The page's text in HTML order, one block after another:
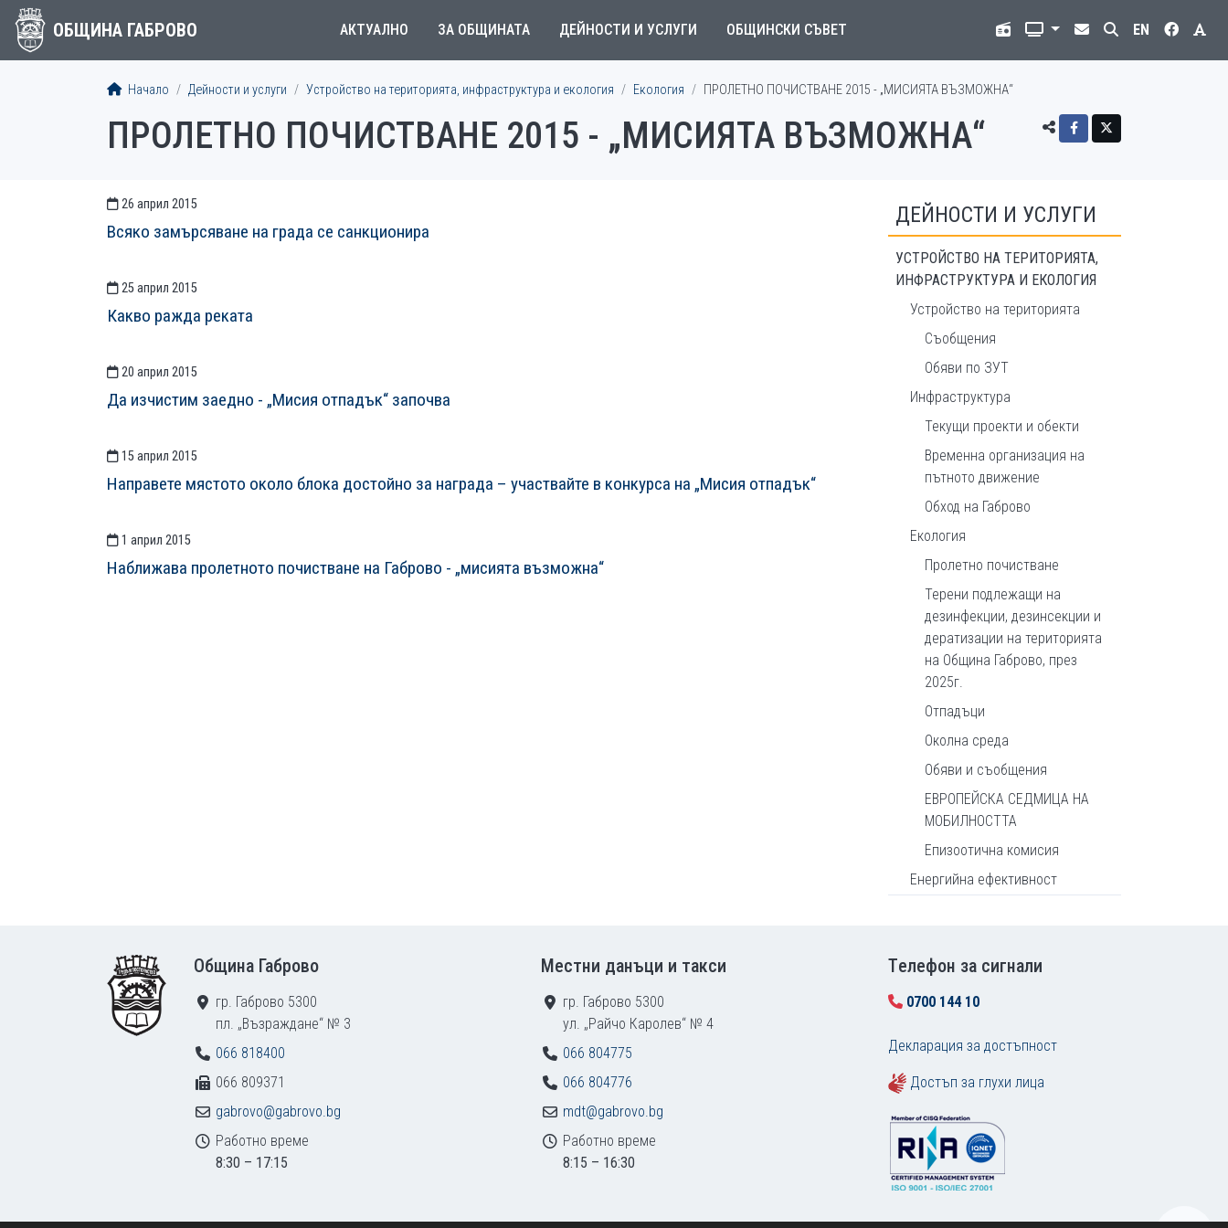
ОБЩИНА ГАБРОВО АКТУАЛНО ЗА ОБЩИНАТА ДЕЙНОСТИ И УСЛУГИ ОБЩИНСКИ СЪВЕТ EN
Начало Дейности и услуги Устройство на територията, инфраструктура и екология Екология ПРОЛЕТНО ПОЧИСТВАНЕ 2015 - „МИСИЯТА ВЪЗМОЖНА“
ПРОЛЕТНО ПОЧИСТВАНЕ 2015 - „МИСИЯТА ВЪЗМОЖНА“
СТАТИИСТАТИИ
26 април 2015
Всяко замърсяване на града се санкционира
25 април 2015
Какво ражда реката
20 април 2015
Да изчистим заедно - „Мисия отпадък“ започва
15 април 2015
Направете мястото около блока достойно за награда – участвайте в конкурса на „Мисия отпадък“
1 април 2015
Наближава пролетното почистване на Габрово - „мисията възможна“
ДЕЙНОСТИ И УСЛУГИ
УСТРОЙСТВО НА ТЕРИТОРИЯТА,
ИНФРАСТРУКТУРА И ЕКОЛОГИЯ
Устройство на територията
Съобщения
Обяви по ЗУТ
Инфраструктура
Текущи проекти и обекти
Временна организация на
пътното движение
Обход на Габрово
Екология
Пролетно почистване
Терени подлежащи на
дезинфекции, дезинсекции и
дератизации на територията
на Община Габрово, през
2025г.
Отпадъци
Околна среда
Обяви и съобщения
ЕВРОПЕЙСКА СЕДМИЦА НА
МОБИЛНОСТТА
Епизоотична комисия
Енергийна ефективност
Община Габрово
гр. Габрово 5300
пл. „Възраждане“ № 3
066 818400
066 809371
gabrovo@gabrovo.bg
Работно време
8:30 – 17:15
Местни данъци и такси
гр. Габрово 5300
ул. „Райчо Каролев“ № 4
066 804775
066 804776
mdt@gabrovo.bg
Работно време
8:15 – 16:30
Tелефон за сигнали
0700 144 10
Декларация за достъпност
Достъп за глухи лица